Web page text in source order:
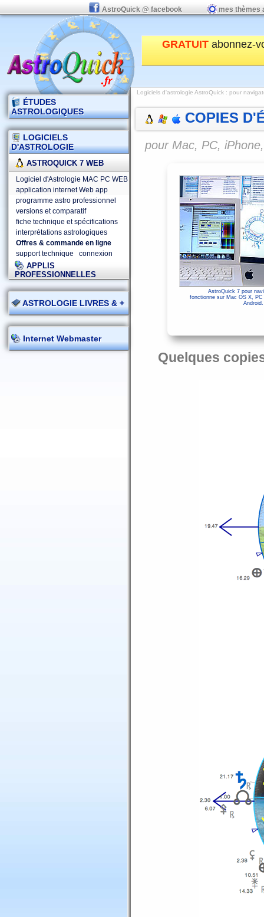
AstroQuick @ facebook mes thèmes
GRATUITabonnez-
ÉTUDES
ASTROLOGIQUES
LOGICIELS
D'ASTROLOGIE
ASTROQUICK 7 WEB
Logiciel d'Astrologie MAC PC WEB
application internet Web app
programme astro professionnel
versions et comparatif
fiche technique et spécifications
interprétations astrologiques
Offres & commande en ligne
support technique
connexion
APPLIS
PROFESSIONNELLES
ASTROLOGIE LIVRES & +
Internet Webmaster
Logiciels d'astrologie AstroQuick : pour
COPIES
pour Mac, PC,
AstroQuick 7 pour
fonctionne sur Mac OS X,
Android.
Quelques